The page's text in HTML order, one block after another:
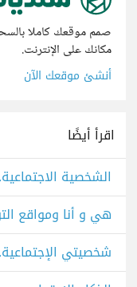
صمم موقعك كاملا
مكانك على الإنترنت.
أنشئ موقعك الآن
اقرأ أيضًا
الشخصية الاجتماعية.
هي و أنا ومواقع
شخصيتي الإجتماعية.